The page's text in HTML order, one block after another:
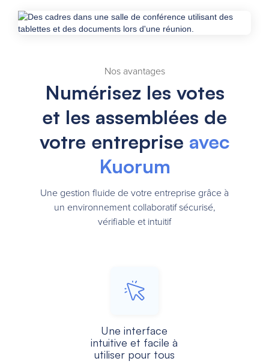
Nos avantages
Numérisez les votes
et les assemblées de
votre entreprise avec
Kuorum
Une gestion fluide de votre entreprise grâce à
un environnement collaboratif sécurisé,
vérifiable et intuitif
Une interface
intuitive et facile à
utiliser pour tous